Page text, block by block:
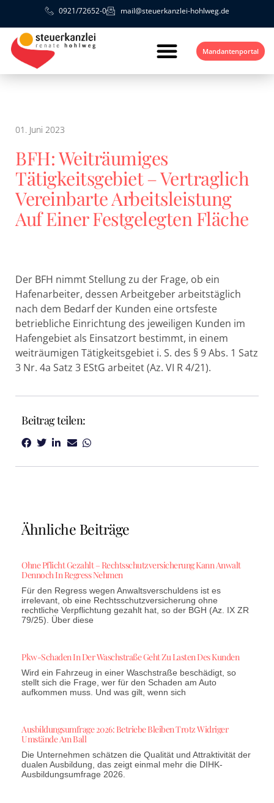
0921/72652-0 mail@steuerkanzlei-hohlweg.de
Mandantenportal
01. Juni 2023
BFH: Weiträumiges
Tätigkeitsgebiet – Vertraglich
Vereinbarte Arbeitsleistung
Auf Einer Festgelegten Fläche
Der BFH nimmt Stellung zu der Frage, ob ein
Hafenarbeiter, dessen Arbeitgeber arbeitstäglich
nach dem Bedarf der Kunden eine ortsfeste
betriebliche Einrichtung des jeweiligen Kunden im
Hafengebiet als Einsatzort bestimmt, in einem
weiträumigen Tätigkeitsgebiet i. S. des § 9 Abs. 1 Satz
3 Nr. 4a Satz 3 EStG arbeitet (Az. VI R 4/21).
Beitrag teilen:
Ähnliche Beiträge
Ohne Pflicht Gezahlt – Rechtsschutzversicherung Kann Anwalt
Dennoch In Regress Nehmen
Für den Regress wegen Anwaltsverschuldens ist es
irrelevant, ob eine Rechtsschutzversicherung ohne
rechtliche Verpflichtung gezahlt hat, so der BGH (Az. IX ZR
79/25). Über diese
Pkw-Schaden In Der Waschstraße Geht Zu Lasten Des Kunden
Wird ein Fahrzeug in einer Waschstraße beschädigt, so
stellt sich die Frage, wer für den Schaden am Auto
aufkommen muss. Und was gilt, wenn sich
Ausbildungsumfrage 2026: Betriebe Bleiben Trotz Widriger
Umstände Am Ball
Die Unternehmen schätzen die Qualität und Attraktivität der
dualen Ausbildung, das zeigt einmal mehr die DIHK-
Ausbildungsumfrage 2026.